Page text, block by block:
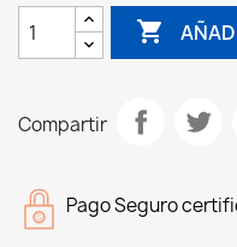

Compartir
Pago Seguro